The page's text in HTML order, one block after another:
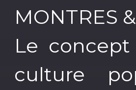
MONTRES
Le
culture